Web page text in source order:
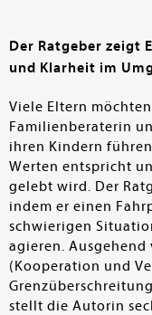
Der Ratgeber zeigt
und Klarheit im
Viele Eltern
Familienberaterin
ihren Kindern
Werten entspricht
gelebt wird. Der
indem er einen
schwierigen
agieren.
(Kooperation und
stellt die Autorin